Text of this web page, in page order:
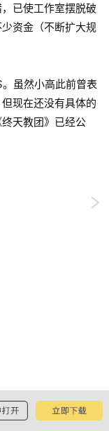
已使工作室摆脱破
资金（不断扩大规
虽然小高此前曾表
现在还没有具体的
天教团》已经公